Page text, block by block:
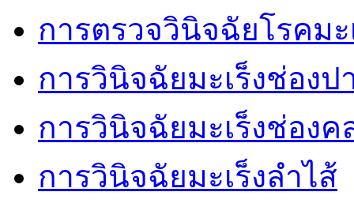
การตรวจวินิจฉัยโรคม
การวินิจฉัยมะเร็งช่องป
การวินิจฉัยมะเร็งช่องค
การวินิจฉัยมะเร็งลำไส้